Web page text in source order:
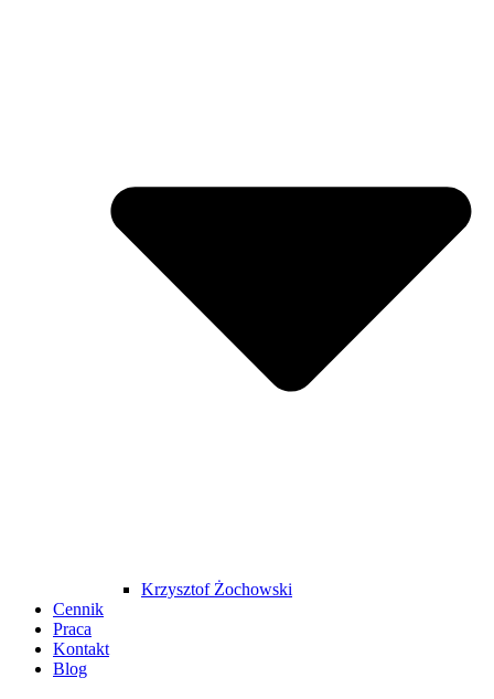
Krzysztof Żochowski
Cennik
Praca
Kontakt
Blog